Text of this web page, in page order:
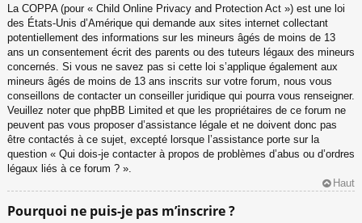
La COPPA (pour « Child Online Privacy and Protection Act ») est une loi
des États-Unis d’Amérique qui demande aux sites internet collectant
potentiellement des informations sur les mineurs âgés de moins de 13
ans un consentement écrit des parents ou des tuteurs légaux des mineurs
concernés. Si vous ne savez pas si cette loi s’applique également aux
mineurs âgés de moins de 13 ans inscrits sur votre forum, nous vous
conseillons de contacter un conseiller juridique qui pourra vous renseigner.
Veuillez noter que phpBB Limited et que les propriétaires de ce forum ne
peuvent pas vous proposer d’assistance légale et ne doivent donc pas
être contactés à ce sujet, excepté lorsque l’assistance porte sur la
question « Qui dois-je contacter à propos de problèmes d’abus ou d’ordres
légaux liés à ce forum ? ».
Haut
Pourquoi ne puis-je pas m’inscrire ?